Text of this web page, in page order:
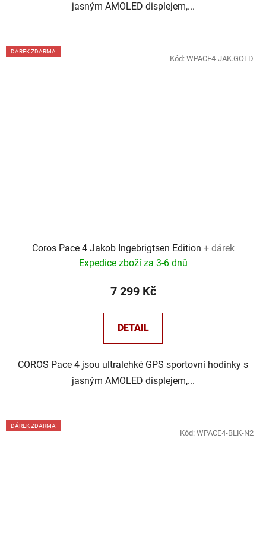
jasným AMOLED displejem,...
DÁREK ZDARMA
Coros Pace 4 Jakob Ingebrigtsen Edition + dárek
Expedice zboží za 3-6 dnů
7 299 Kč
DETAIL
COROS Pace 4 jsou ultralehké GPS sportovní hodinky s
jasným AMOLED displejem,...
Kód: WPACE4-JAK.GOLD
DÁREK ZDARMA
Kód: WPACE4-BLK-N2